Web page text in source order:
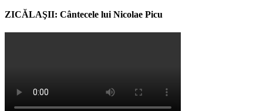
ZICĂLAŞII: Cântecele lui Nicolae Picu